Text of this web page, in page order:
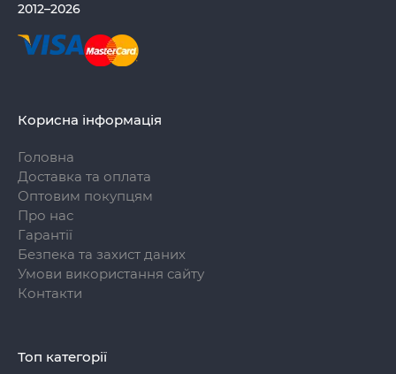
2012–2026
Корисна інформація
Головна
Доставка та оплата
Оптовим покупцям
Про нас
Гарантії
Безпека та захист даних
Умови використання сайту
Контакти
Топ категорії